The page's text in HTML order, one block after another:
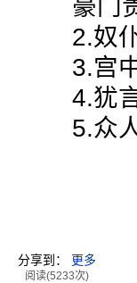
豪门
2.奴
3.宫
4.犹
5.众
分享到： 更多
阅读(5233次)